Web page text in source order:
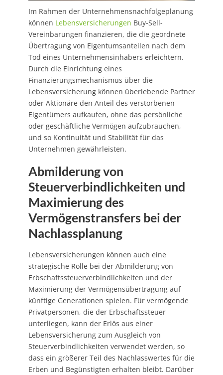
Im Rahmen der Unternehmensnachfolgeplanung
können Lebensversicherungen Buy-Sell-
Vereinbarungen finanzieren, die die geordnete
Übertragung von Eigentumsanteilen nach dem
Tod eines Unternehmensinhabers erleichtern.
Durch die Einrichtung eines
Finanzierungsmechanismus über die
Lebensversicherung können überlebende Partner
oder Aktionäre den Anteil des verstorbenen
Eigentümers aufkaufen, ohne das persönliche
oder geschäftliche Vermögen aufzubrauchen,
und so Kontinuität und Stabilität für das
Unternehmen gewährleisten.
Abmilderung von
Steuerverbindlichkeiten und
Maximierung des
Vermögenstransfers bei der
Nachlassplanung
Lebensversicherungen können auch eine
strategische Rolle bei der Abmilderung von
Erbschaftssteuerverbindlichkeiten und der
Maximierung der Vermögensübertragung auf
künftige Generationen spielen. Für vermögende
Privatpersonen, die der Erbschaftssteuer
unterliegen, kann der Erlös aus einer
Lebensversicherung zum Ausgleich von
Steuerverbindlichkeiten verwendet werden, so
dass ein größerer Teil des Nachlasswertes für die
Erben und Begünstigten erhalten bleibt. Darüber